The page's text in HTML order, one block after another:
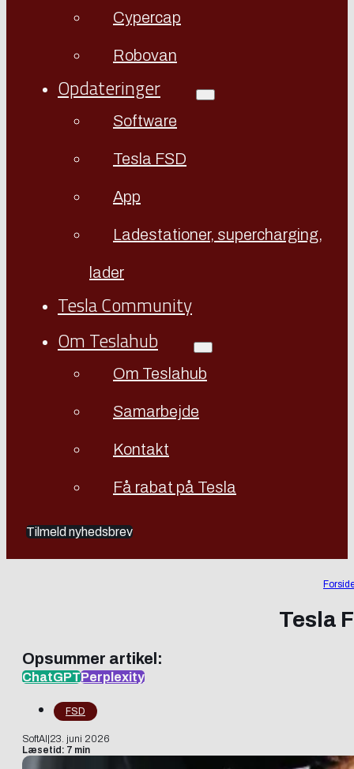
Cypercap
Robovan
Opdateringer
Software
Tesla FSD
App
Ladestationer, supercharging,
lader
Tesla Community
Om Teslahub
Om Teslahub
Samarbejde
Kontakt
Få rabat på Tesla
Tilmeld nyhedsbrev
Tesla
Opsummer artikel:
ChatGPTPerplexity
FSD
SoftAI 23. juni 2026
Læsetid: 7 min